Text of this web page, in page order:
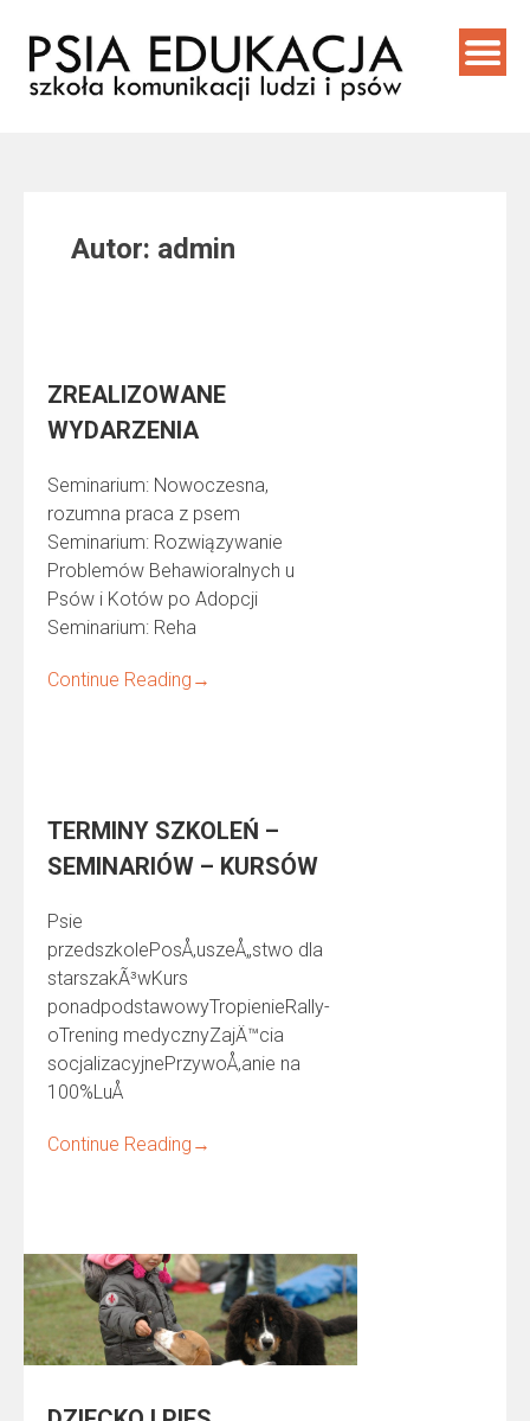
content
Autor: admin
ZREALIZOWANE
WYDARZENIA
Seminarium: Nowoczesna,
rozumna praca z psem
Seminarium: Rozwiązywanie
Problemów Behawioralnych u
Psów i Kotów po Adopcji
Seminarium: Reha
Continue Reading →
TERMINY SZKOLEŃ –
SEMINARIÓW – KURSÓW
Psie
przedszkolePosÅ‚uszeÅ„stwo dla
starszakÃ³wKurs
ponadpodstawowyTropienieRally-
oTrening medycznyZajÄ™cia
socjalizacyjnePrzywoÅ‚anie na
100%LuÅ
Continue Reading →